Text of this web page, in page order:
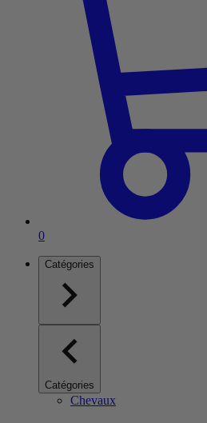
0Article dans le panier
Catégories
Catégories
Chevaux